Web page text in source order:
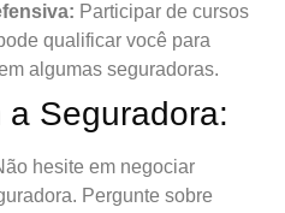
Participar de cursos
qualificar você para
algumas seguradoras.
Seguradora:
hesite em negociar
Pergunte sobre